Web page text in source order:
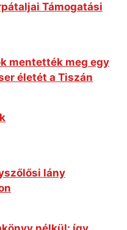
Támogatási
mentették meg egy
életét a Tiszán
lány